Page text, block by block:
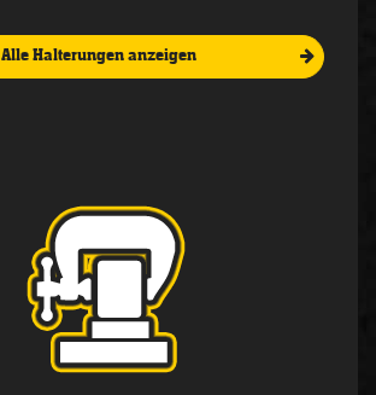
Alle Halterungen anzeigen